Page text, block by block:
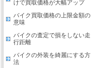
けで買取価格が大幅アップ
バイク買取価格の上限金額の
意味
バイクの査定で損をしない走
行距離
バイクの外装を綺麗にする方
法